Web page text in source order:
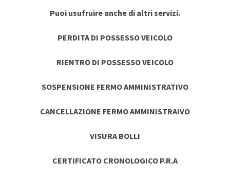
Puoi usufruire anche di altri servizi.
PERDITA DI POSSESSO VEICOLO
RIENTRO DI POSSESSO VEICOLO
SOSPENSIONE FERMO AMMINISTRATIVO
CANCELLAZIONE FERMO AMMINISTRAIVO
VISURA BOLLI
CERTIFICATO CRONOLOGICO P.R.A